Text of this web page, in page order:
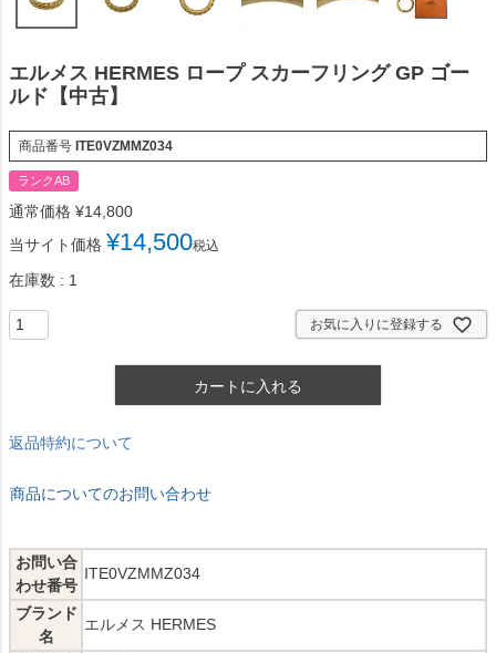
エルメス HERMES ロープ スカーフリング GP ゴー
ルド【中古】
商品番号 ITE0VZMMZ034
ランクAB
通常価格 ¥14,800
当サイト価格 ¥14,500税込
在庫数 1
お気に入りに登録する
カートに入れる
返品特約について
商品についてのお問い合わせ
お問い合
わせ番号
ITE0VZMMZ034
ブランド
名
エルメス HERMES